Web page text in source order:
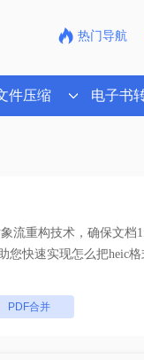
热门导航
件压缩 电子书
流重构技术，确保文档
全。助您快速实现怎么把heic
PDF合并